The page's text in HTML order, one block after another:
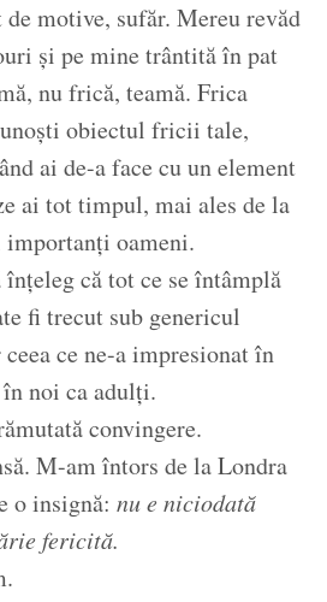
motive, sufăr. Mereu revăd
și pe mine trântită în pat
nu frică, teamă. Frica
obiectul fricii tale,
ai de-a face cu un element
ai tot timpul, mai ales de la
oameni.
că tot ce se întâmplă
fi trecut sub genericul
ce ne-a impresionat în
noi ca adulți.
convingere.
M-am întors de la Londra
o insignă: nu e niciodată
fericită.